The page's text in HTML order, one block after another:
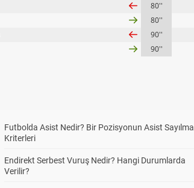
80''
80''
90''
90''
Futbolda Asist Nedir? Bir Pozisyonun Asist Sayılma
Kriterleri
Endirekt Serbest Vuruş Nedir? Hangi Durumlarda
Verilir?